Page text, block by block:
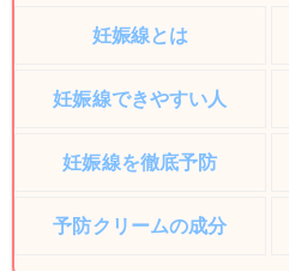
妊娠線とは
妊娠線できやすい人
妊娠線を徹底予防
予防クリームの成分